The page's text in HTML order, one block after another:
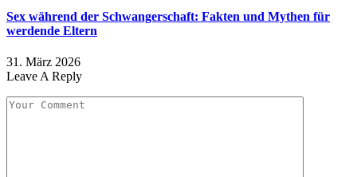
Sex während der Schwangerschaft: Fakten und Mythen für
werdende Eltern
31. März 2026
Leave A Reply